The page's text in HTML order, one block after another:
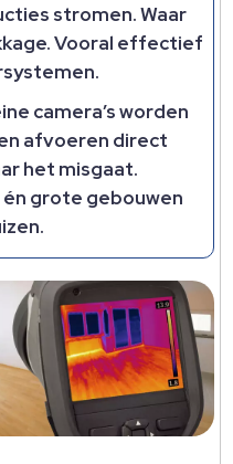
stromen. Waar
Vooral effectief
camera’s worden
afvoeren direct
het misgaat.
grote gebouwen